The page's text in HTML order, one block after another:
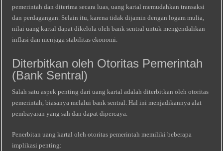
pemerintah dan diterima secara luas, uang kartal memudahkan transaksi
dan perdagangan. Selain itu, karena tidak dijamin dengan logam mulia,
nilai uang kartal dapat dikelola oleh bank sentral untuk mengendalikan
inflasi dan menjaga stabilitas ekonomi.
Diterbitkan oleh Otoritas Pemerintah
(Bank Sentral)
Salah satu aspek penting dari uang kartal adalah diterbitkan oleh otoritas
pemerintah, biasanya melalui bank sentral. Hal ini menjadikannya alat
pembayaran yang sah dan dapat dipercaya.
Penerbitan uang kartal oleh otoritas pemerintah memiliki beberapa
implikasi penting: